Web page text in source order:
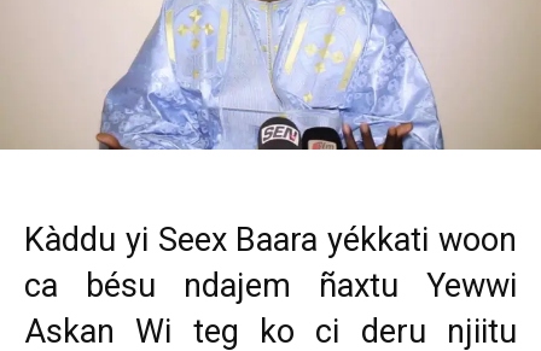
Kàddu yi Seex Baara yékkati woon
ca bésu ndajem ñaxtu Yewwi
Askan Wi teg ko ci deru njiitu